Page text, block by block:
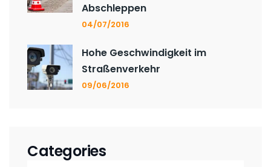
Abschleppen
04/07/2016
Hohe Geschwindigkeit im
Straßenverkehr
09/06/2016
Categories